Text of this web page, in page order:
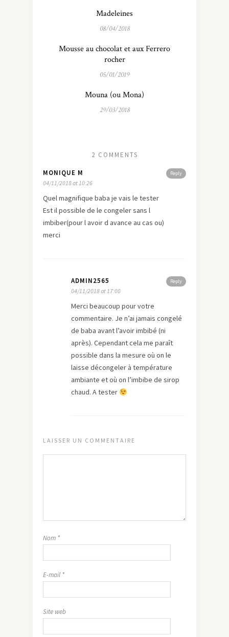
Madeleines
08/04/2018
Mousse au chocolat et aux Ferrero
rocher
05/01/2019
Mouna (ou Mona)
29/03/2018
2 COMMENTS
Reply
MONIQUE M
04/11/2018 at 10:26
Quel magnifique baba je vais le tester
Est il possible de le congeler sans l
imbiber(pour l avoir d avance au cas ou)
merci
Reply
ADMIN2565
04/11/2018 at 17:00
Merci beaucoup pour votre
commentaire. Je n’ai jamais congelé
de baba avant l’avoir imbibé (ni
après). Cependant cela me paraît
possible dans la mesure où on le
laisse décongeler à température
ambiante et où on l’imbibe de sirop
chaud. A tester
LAISSER UN COMMENTAIRE
Nom *
E-mail *
Site web